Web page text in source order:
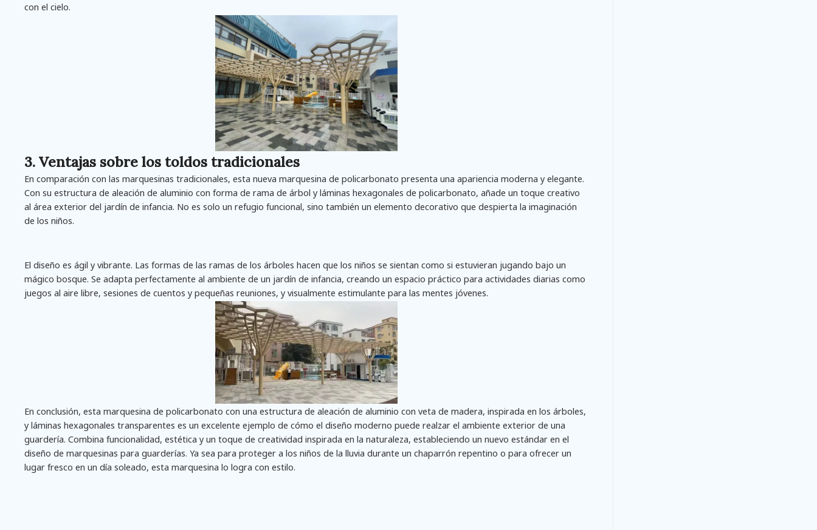
con el cielo.
3. Ventajas sobre los toldos tradicionales
En comparación con las marquesinas tradicionales, esta nueva marquesina de policarbonato presenta una apariencia moderna y elegante.
Con su estructura de aleación de aluminio con forma de rama de árbol y láminas hexagonales de policarbonato, añade un toque creativo
al área exterior del jardín de infancia. No es solo un refugio funcional, sino también un elemento decorativo que despierta la imaginación
de los niños.
El diseño es ágil y vibrante. Las formas de las ramas de los árboles hacen que los niños se sientan como si estuvieran jugando bajo un
mágico bosque. Se adapta perfectamente al ambiente de un jardín de infancia, creando un espacio práctico para actividades diarias como
juegos al aire libre, sesiones de cuentos y pequeñas reuniones, y visualmente estimulante para las mentes jóvenes.
En conclusión, esta marquesina de policarbonato con una estructura de aleación de aluminio con veta de madera, inspirada en los árboles,
y láminas hexagonales transparentes es un excelente ejemplo de cómo el diseño moderno puede realzar el ambiente exterior de una
guardería. Combina funcionalidad, estética y un toque de creatividad inspirada en la naturaleza, estableciendo un nuevo estándar en el
diseño de marquesinas para guarderías. Ya sea para proteger a los niños de la lluvia durante un chaparrón repentino o para ofrecer un
lugar fresco en un día soleado, esta marquesina lo logra con estilo.